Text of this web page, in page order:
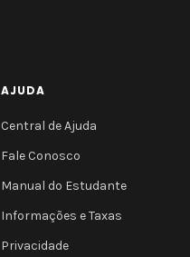
AJUDA
Central de Ajuda
Fale Conosco
Manual do Estudante
Informações e Taxas
Privacidade